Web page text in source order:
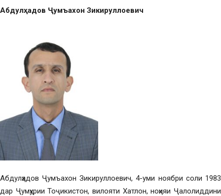
Абдулҳадов Ҷумъахон Зикируллоевич
Абдулҳадов Ҷумъахон Зикируллоевич, 4-уми ноябри соли 1983
дар Ҷумҳурии Тоҷикистон, вилояти Хатлон, ноҳияи Ҷалолиддини